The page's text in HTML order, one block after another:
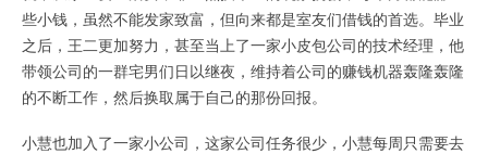
些小钱，虽然不能发家致富，但向来都是室友们借钱的首选。毕业
之后，王二更加努力，甚至当上了一家小皮包公司的技术经理，他
带领公司的一群宅男们日以继夜，维持着公司的赚钱机器轰隆轰隆
的不断工作，然后换取属于自己的那份回报。
小慧也加入了一家小公司，这家公司任务很少，小慧每周只需要去